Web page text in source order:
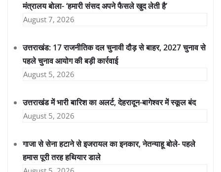
मंत्रालय बोला- ‘हमारी संसद अपने फैसले खुद लेती है’
August 7, 2026
उत्तराखंड: 17 राजनीतिक दल चुनावी दौड़ से बाहर, 2027 चुनाव से
पहले चुनाव आयोग की बड़ी कार्रवाई
August 5, 2026
उत्तराखंड में भारी बारिश का अलर्ट, देहरादून-बागेश्वर में स्कूल बंद
August 5, 2026
गाजा से सेना हटाने से इजरायल का इनकार, नेतन्याहू बोले- पहले
हमास पूरी तरह हथियार डाले